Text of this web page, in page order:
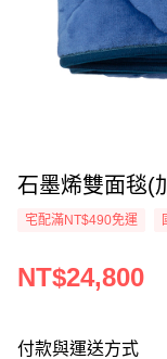
石墨烯雙面毯(
宅配滿NT$490免運
NT$24,800
付款與運送方式